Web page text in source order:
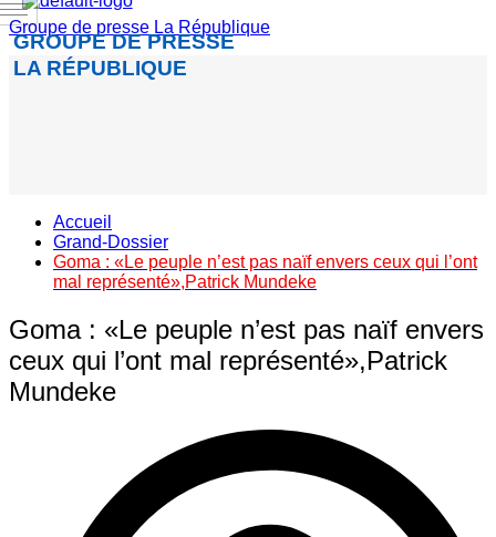
Groupe de presse La République
GROUPE DE PRESSE
LA RÉPUBLIQUE
Accueil
Grand-Dossier
Goma : «Le peuple n’est pas naïf envers ceux qui l’ont
mal représenté»,Patrick Mundeke
Goma : «Le peuple n’est pas naïf envers
ceux qui l’ont mal représenté»,Patrick
Mundeke